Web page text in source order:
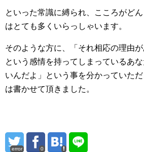
といった常識に縛られ、こころがど
はとても多くいらっしゃいます。
そのような方に、「それ相応の理由
という感情を持ってしまっているあ
いんだよ」という事を分かっていた
は書かせて頂きました。
error 0